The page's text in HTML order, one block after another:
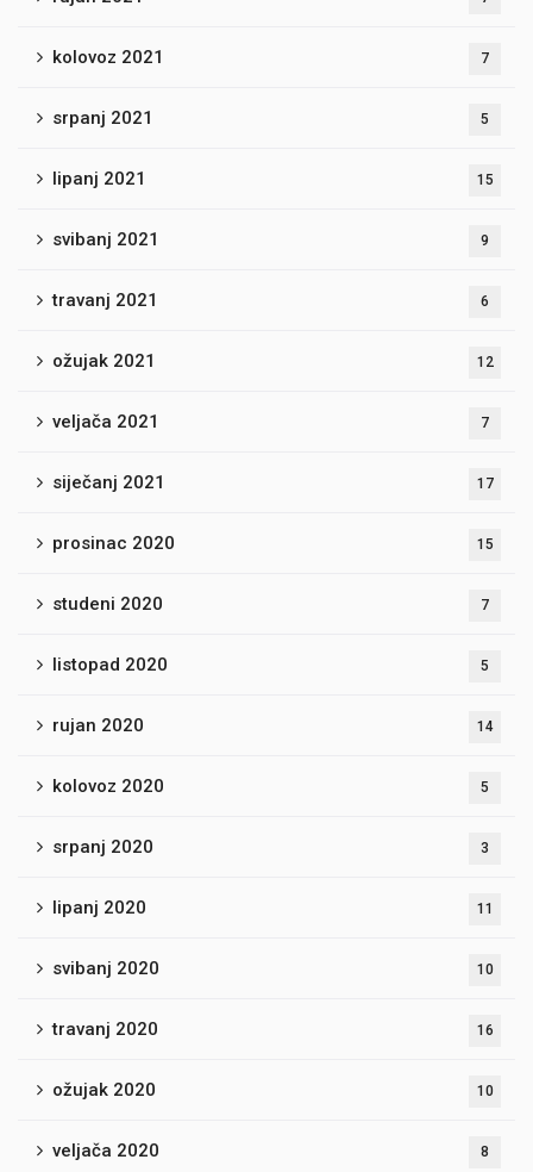
kolovoz 2021 7
srpanj 2021 5
lipanj 2021 15
svibanj 2021 9
travanj 2021 6
ožujak 2021 12
veljača 2021 7
siječanj 2021 17
prosinac 2020 15
studeni 2020 7
listopad 2020 5
rujan 2020 14
kolovoz 2020 5
srpanj 2020 3
lipanj 2020 11
svibanj 2020 10
travanj 2020 16
ožujak 2020 10
veljača 2020 8